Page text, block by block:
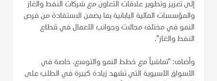
إلى تعزيز وتطوير علاقات التعاون مع شركات النفط والغاز
والمؤسسات المالية اليابانية بما يضمن الاستفادة من فرص
النمو في مختلف مجالات وجوانب الأعمال في قطاع
النفط والغاز".
وأضاف: "تماشياً مع خطط النمو والتوسع، خاصة في
الأسواق الأسيوية التي تشهد زيادة كبيرة في الطلب على